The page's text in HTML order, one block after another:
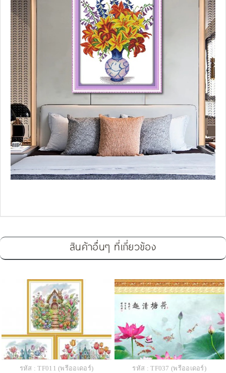
สินค้าอื่นๆ ที่เกี่ยวข้อง
รหัส : TF011 (พรีออเดอร์)
รหัส : TF037 (พรีออเดอร์)